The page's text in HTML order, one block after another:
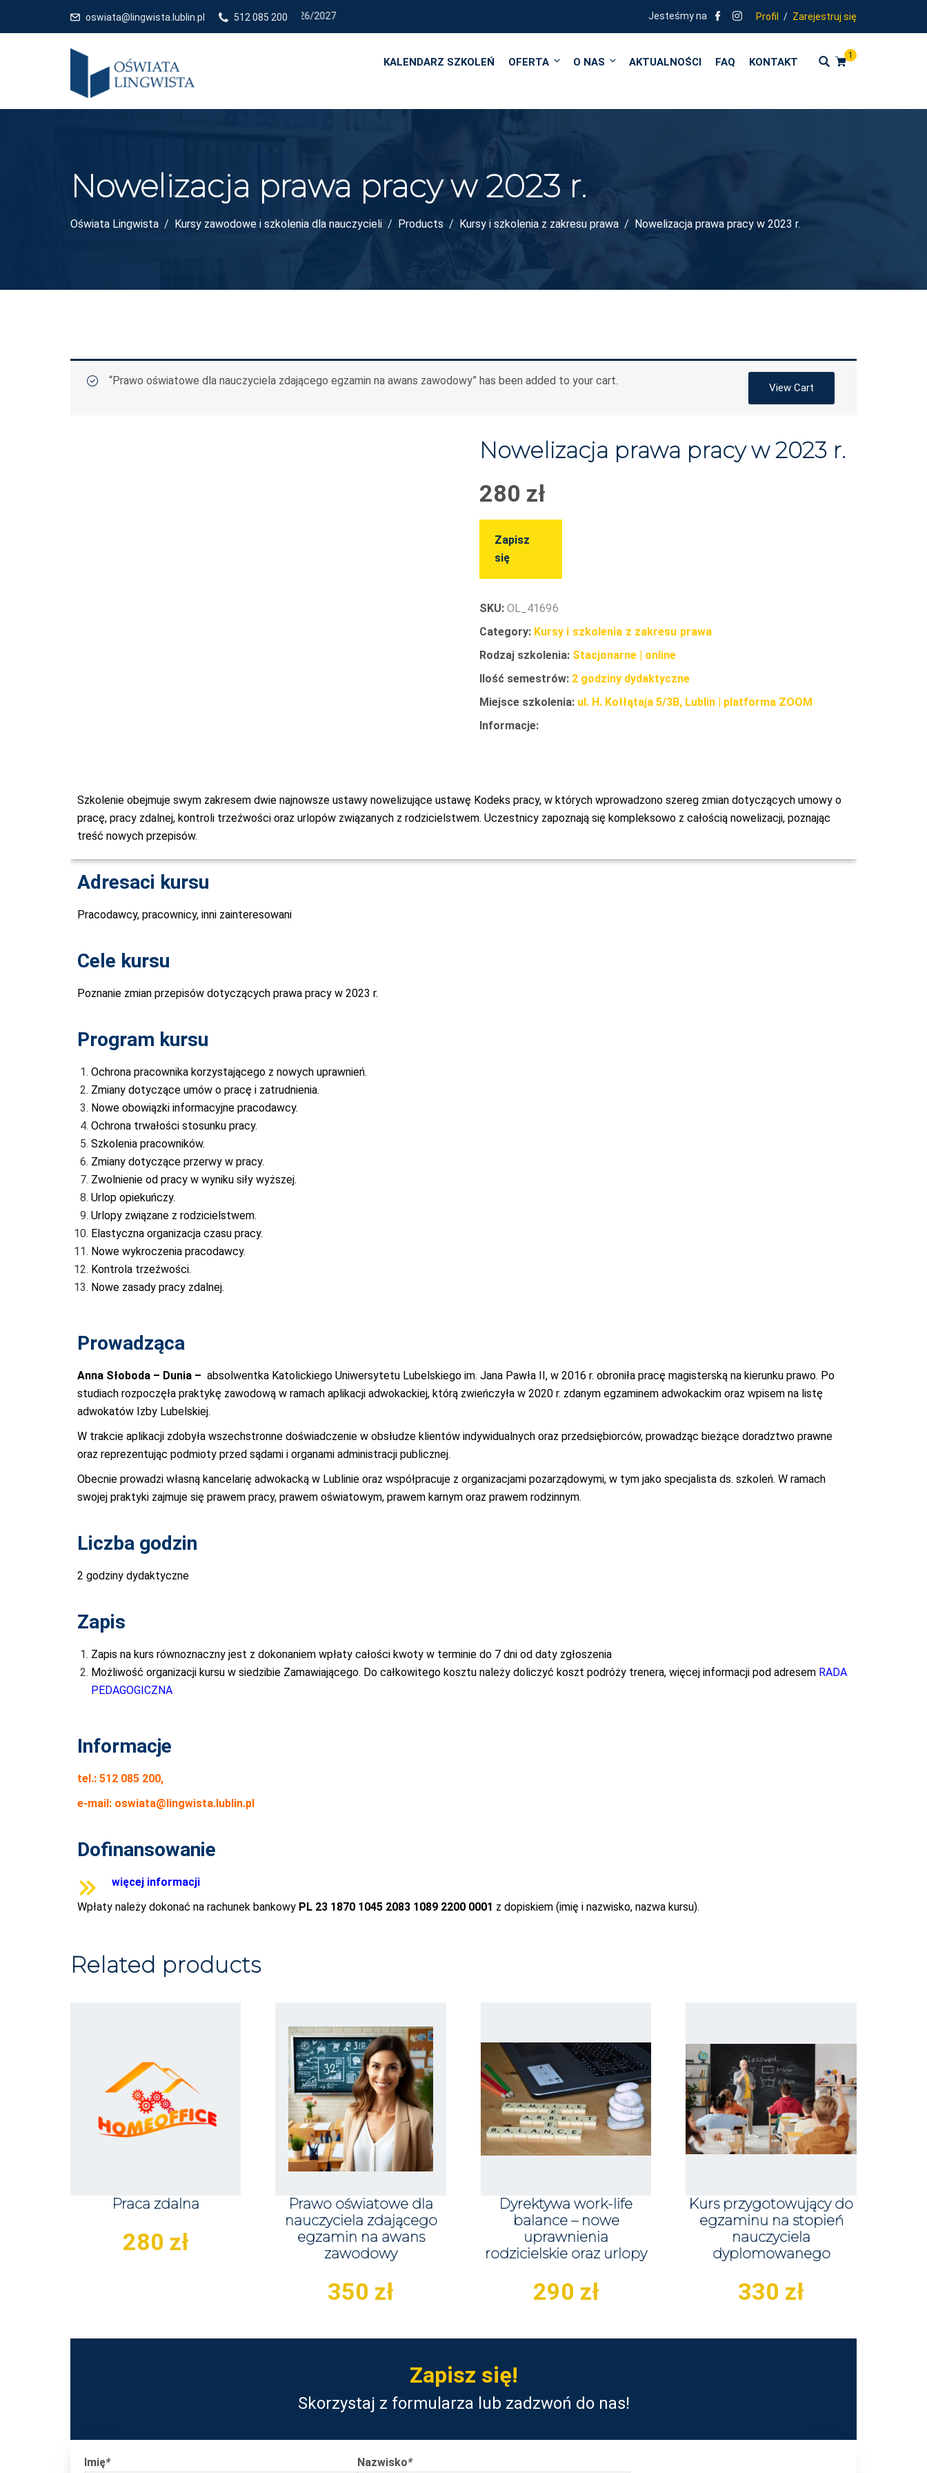
oswiata@lingwista.lublin.pl 512 085 200 REALIZUJEMY KURSY I SZKOLENIA ZGODNE Z KIERUNKAMI POLITYKI OŚWIATOWEJ PAŃSTWA -
Jesteśmy na Profil / Zarejestruj się
1
KALENDARZ SZKOLEŃ OFERTA O NAS AKTUALNOŚCI FAQ KONTAKT
Nowelizacja prawa pracy w 2023 r.
Oświata Lingwista Kursy zawodowe i szkolenia dla nauczycieli Products Kursy i szkolenia z zakresu prawa Nowelizacja prawa pracy w 2023 r.
View Cart
“Prawo oświatowe dla nauczyciela zdającego egzamin na awans zawodowy” has been added to your cart.
Nowelizacja prawa pracy w 2023 r.
280 zł
Zapisz
się
SKU: OL_41696
Category: Kursy i szkolenia z zakresu prawa
Rodzaj szkolenia: Stacjonarne | online
Ilość semestrów: 2 godziny dydaktyczne
Miejsce szkolenia: ul. H. Kołłątaja 5/3B, Lublin | platforma ZOOM
Informacje:
Szkolenie obejmuje swym zakresem dwie najnowsze ustawy nowelizujące ustawę Kodeks pracy, w których wprowadzono szereg zmian dotyczących umowy o
pracę, pracy zdalnej, kontroli trzeźwości oraz urlopów związanych z rodzicielstwem. Uczestnicy zapoznają się kompleksowo z całością nowelizacji, poznając
treść nowych przepisów.
Adresaci kursu
Pracodawcy, pracownicy, inni zainteresowani
Cele kursu
Poznanie zmian przepisów dotyczących prawa pracy w 2023 r.
Program kursu
Ochrona pracownika korzystającego z nowych uprawnień.
Zmiany dotyczące umów o pracę i zatrudnienia.
Nowe obowiązki informacyjne pracodawcy.
Ochrona trwałości stosunku pracy.
Szkolenia pracowników.
Zmiany dotyczące przerwy w pracy.
Zwolnienie od pracy w wyniku siły wyższej.
Urlop opiekuńczy.
Urlopy związane z rodzicielstwem.
Elastyczna organizacja czasu pracy.
Nowe wykroczenia pracodawcy.
Kontrola trzeźwości.
Nowe zasady pracy zdalnej.
Prowadząca
Anna Słoboda – Dunia – absolwentka Katolickiego Uniwersytetu Lubelskiego im. Jana Pawła II, w 2016 r. obroniła pracę magisterską na kierunku prawo. Po
studiach rozpoczęła praktykę zawodową w ramach aplikacji adwokackiej, którą zwieńczyła w 2020 r. zdanym egzaminem adwokackim oraz wpisem na listę
adwokatów Izby Lubelskiej.
W trakcie aplikacji zdobyła wszechstronne doświadczenie w obsłudze klientów indywidualnych oraz przedsiębiorców, prowadząc bieżące doradztwo prawne
oraz reprezentując podmioty przed sądami i organami administracji publicznej.
Obecnie prowadzi własną kancelarię adwokacką w Lublinie oraz współpracuje z organizacjami pozarządowymi, w tym jako specjalista ds. szkoleń. W ramach
swojej praktyki zajmuje się prawem pracy, prawem oświatowym, prawem karnym oraz prawem rodzinnym.
Liczba godzin
2 godziny dydaktyczne
Zapis
Zapis na kurs równoznaczny jest z dokonaniem wpłaty całości kwoty w terminie do 7 dni od daty zgłoszenia
Możliwość organizacji kursu w siedzibie Zamawiającego. Do całkowitego kosztu należy doliczyć koszt podróży trenera, więcej informacji pod adresem RADA
PEDAGOGICZNA
Informacje
tel.: 512 085 200,
e-mail: oswiata@lingwista.lublin.pl
Dofinansowanie
więcej informacji
Wpłaty należy dokonać na rachunek bankowy PL 23 1870 1045 2083 1089 2200 0001 z dopiskiem (imię i nazwisko, nazwa kursu).
Related products
Praca zdalna
280 zł
Prawo oświatowe dla
nauczyciela zdającego
egzamin na awans
zawodowy
350 zł
Dyrektywa work-life
balance – nowe
uprawnienia
rodzicielskie oraz urlopy
290 zł
Kurs przygotowujący do
egzaminu na stopień
nauczyciela
dyplomowanego
330 zł
Zapisz się!
Skorzystaj z formularza lub zadzwoń do nas!
Imię* Nazwisko*